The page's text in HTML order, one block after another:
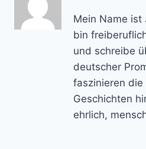
Mein Name ist
bin
und schreibe
deutscher
faszinieren die
Geschichten
ehrlich,